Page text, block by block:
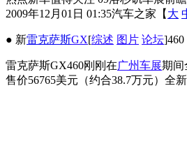
2009年12月01日 01:35汽车之家 【 大
● 新雷克萨斯GX[综述 图片 论坛]460
雷克萨斯GX460刚刚在广州车展期间
售价56765美元（约合38.7万元）全